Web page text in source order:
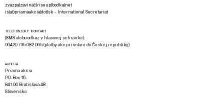
zvazpa(zavináč)riseup(bodka)net
is(at)priamaakcia(dot)sk - International Secretariat
TELEFONICKÝ KONTAKT
(SMS alebo odkaz v hlasovej schránke):
00420 735 082 065 (platby ako pri volaní do Českej republiky)
ADRESA
Priama akcia
P.O. Box 16
841 06 Bratislava 48
Slovensko